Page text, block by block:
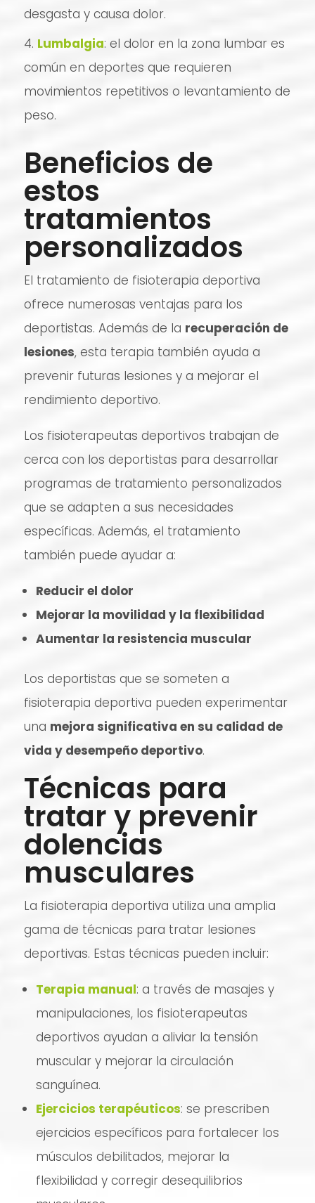
desgasta y causa dolor.
Lumbalgia: el dolor en la zona lumbar es
común en deportes que requieren
movimientos repetitivos o levantamiento de
peso.
Beneficios de
estos
tratamientos
personalizados
El tratamiento de fisioterapia deportiva
ofrece numerosas ventajas para los
deportistas. Además de la recuperación de
lesiones, esta terapia también ayuda a
prevenir futuras lesiones y a mejorar el
rendimiento deportivo.
Los fisioterapeutas deportivos trabajan de
cerca con los deportistas para desarrollar
programas de tratamiento personalizados
que se adapten a sus necesidades
específicas. Además, el tratamiento
también puede ayudar a:
Reducir el dolor
Mejorar la movilidad y la flexibilidad
Aumentar la resistencia muscular
Los deportistas que se someten a
fisioterapia deportiva pueden experimentar
una mejora significativa en su calidad de
vida y desempeño deportivo.
Técnicas para
tratar y prevenir
dolencias
musculares
La fisioterapia deportiva utiliza una amplia
gama de técnicas para tratar lesiones
deportivas. Estas técnicas pueden incluir:
Terapia manual: a través de masajes y
manipulaciones, los fisioterapeutas
deportivos ayudan a aliviar la tensión
muscular y mejorar la circulación
sanguínea.
Ejercicios terapéuticos: se prescriben
ejercicios específicos para fortalecer los
músculos debilitados, mejorar la
flexibilidad y corregir desequilibrios